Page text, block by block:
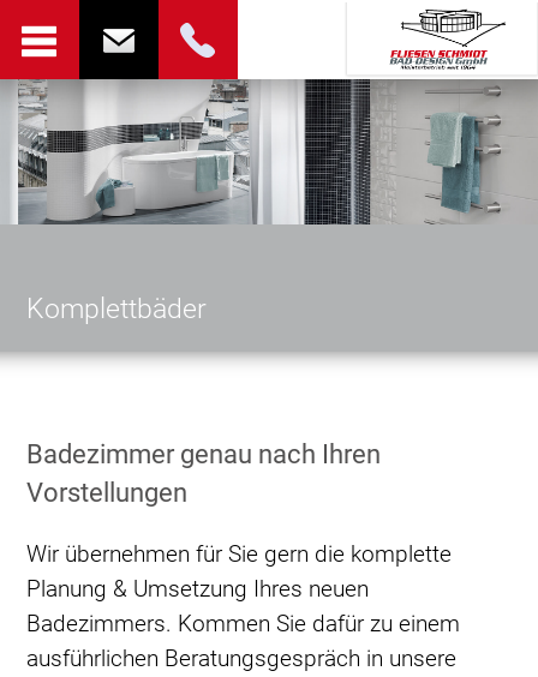
Komplettbäder
Badezimmer genau nach Ihren
Vorstellungen
Wir übernehmen für Sie gern die komplette
Planung & Umsetzung Ihres neuen
Badezimmers. Kommen Sie dafür zu einem
ausführlichen Beratungsgespräch in unsere